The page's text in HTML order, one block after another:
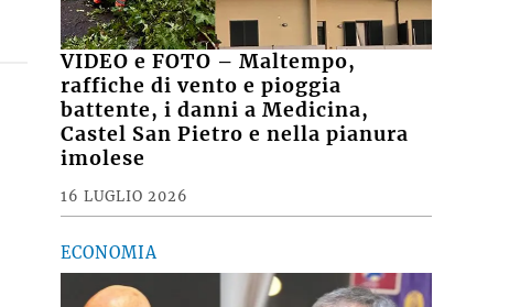
VIDEO e FOTO – Maltempo,
raffiche di vento e pioggia
battente, i danni a Medicina,
imolese
ECONOMIA